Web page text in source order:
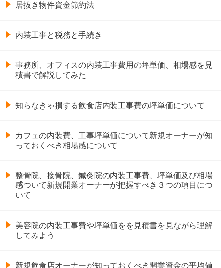
居抜き物件資金節約法
内装工事と税務と手続き
事務所、オフィスの内装工事費用の坪単価、相場感を見
積書で解説してみた
知らなきゃ損する飲食店内装工事費の坪単価について
カフェの内装費、工事坪単価について新規オーナーが知
っておくべき相場感について
整骨院、接骨院、鍼灸院の内装工事費、坪単価及び相場
感ついて新規開業オーナーが把握すべき３つの項目につ
いて
美容院の内装工事費や坪単価をを見積書を見ながら理解
してみよう
新規飲食店オーナーが知っておくべき開業資金の平均値